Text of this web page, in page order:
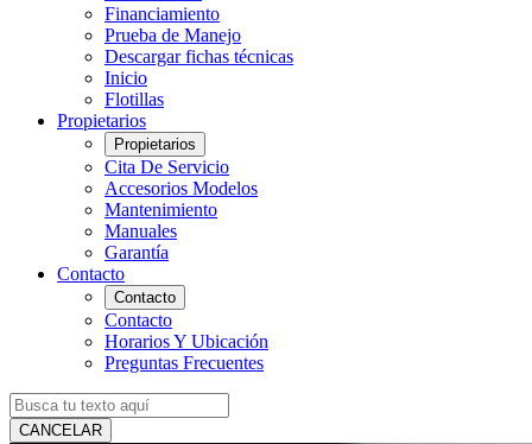
Financiamiento
Prueba de Manejo
Descargar fichas técnicas
Inicio
Flotillas
Propietarios
Propietarios
Cita De Servicio
Accesorios Modelos
Mantenimiento
Manuales
Garantía
Contacto
Contacto
Contacto
Horarios Y Ubicación
Preguntas Frecuentes
CANCELAR